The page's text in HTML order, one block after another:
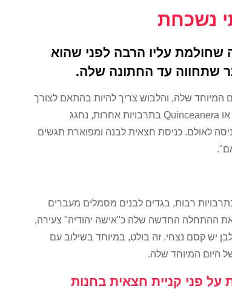
נשכחת
שחולמת עליו הרבה לפני שהוא
שתחווה עד החתונה שלה.
המיוחד שלה, והלבוש צריך להיות בהתאם לצורך
הגשמת החלום. אירוע משמעותי זה, הדומה ל-Sweet Sixteen או Quinceanera בתרבויות אחרות, נחגג
לאולם. כניסת חצאית לבנה ומפוארת תגשים
רבות, בגדים לבנים מסמלים מעברים
ההתחלה החדשה שלה כ"אישה יהודיה" צעירה,
יש קסם נצחי. זה בולט, במיוחד בשילוב עם
היום המיוחד שלה.
פני קניית חצאית בחנות